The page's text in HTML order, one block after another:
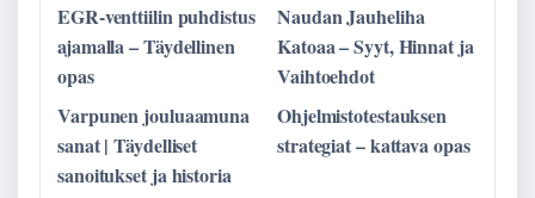
EGR-venttiilin puhdistus
ajamalla – Täydellinen
opas
Naudan Jauheliha
Katoaa – Syyt, Hinnat ja
Vaihtoehdot
Varpunen jouluaamuna
sanat | Täydelliset
sanoitukset ja historia
Ohjelmistotestauksen
strategiat – kattava opas